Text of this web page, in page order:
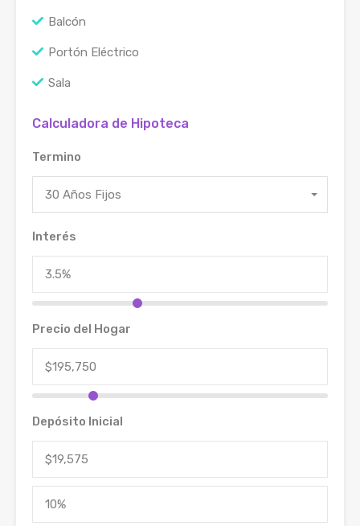
Balcón
Portón Eléctrico
Sala
Calculadora de Hipoteca
Termino
30 Años Fijos
Interés
Precio del Hogar
Depósito Inicial